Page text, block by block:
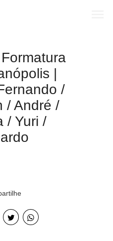
|
/
/ André /
/ Yuri /